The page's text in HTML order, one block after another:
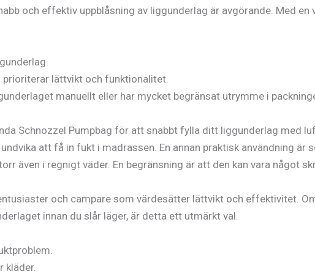
och effektiv uppblåsning av liggunderlag är avgörande. Med
lättvikt och funktionalitet.
manuellt eller har mycket begränsat utrymme i
Schnozzel Pumpbag för att snabbt fylla ditt liggunderlag med
att få in fukt i madrassen. En annan praktisk användning
även i regnigt väder. En begränsning är att den kan vara något
och campare som värdesätter lättvikt och effektivitet.
innan du slår läger, är detta ett utmärkt val.
kläder.